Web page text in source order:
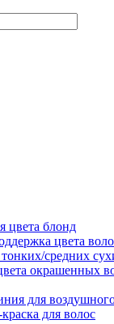
цвета блонд
цвета
средних
окрашенных
для
для волос